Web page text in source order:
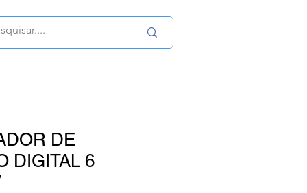
DE
DIGITAL 6